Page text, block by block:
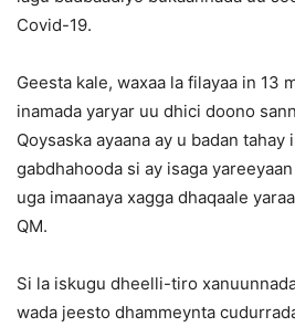
Covid-19.
Geesta kale, waxaa la filayaa in 13
inamada yaryar uu dhici doono
Qoysaska ayaana ay u badan tahay
gabdhahooda si ay isaga
uga imaanaya xagga dhaqaale
QM.
Si la iskugu dheelli-tiro
wada jeesto dhammeynta